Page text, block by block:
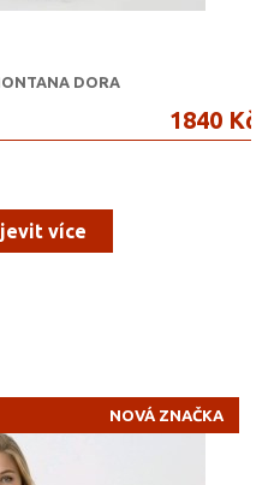
DORA
1840 Kč
více
NOVÁ ZNAČKA